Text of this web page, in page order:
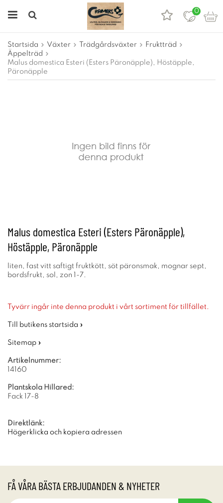
0
Startsida Växter Trädgårdsväxter
Fruktträd
Äppelträd
Malus domestica Esteri (Esters Päronäpple), Höstäpple,
Päronäpple
Malus domestica Esteri (Esters Päronäpple),
Höstäpple, Päronäpple
liten, fast vitt saftigt fruktkött, söt päronsmak, mognar sept,
bordsfrukt, sol, zon 1-7.
Tyvärr ingår inte denna produkt i vårt sortiment för tillfället.
Till butikens startsida »
Sitemap »
Artikelnummer:
14160
Plantskola Hillared:
Fack 17-8
Direktlänk:
Högerklicka och kopiera adressen
FÅ VÅRA BÄSTA ERBJUDANDEN & NYHETER